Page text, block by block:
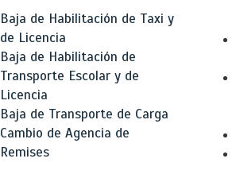
Baja de Habilitación de Taxi y
de Licencia
Baja de Habilitación de
Transporte Escolar y de
Licencia
Baja de Transporte de Carga
Cambio de Agencia de
Remises